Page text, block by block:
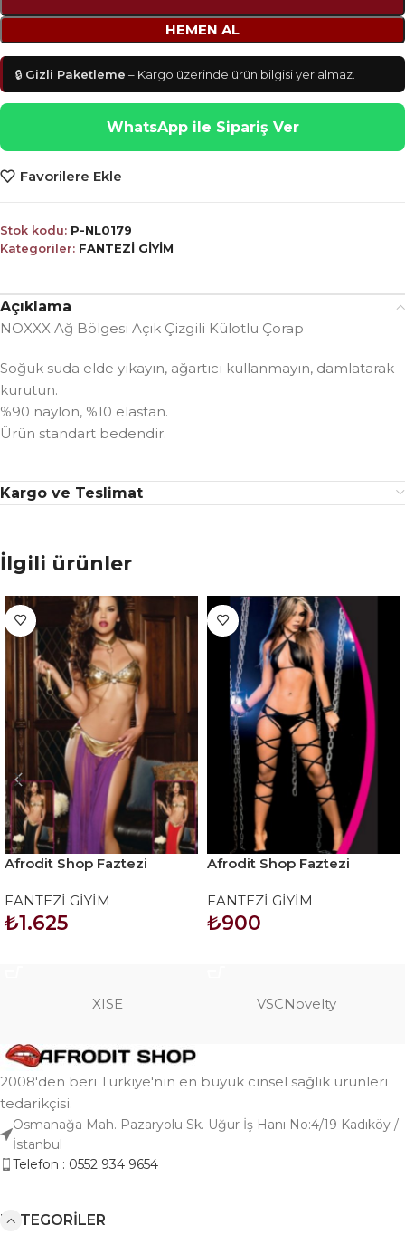
HEMEN AL
🔒 Gizli Paketleme – Kargo üzerinde ürün bilgisi yer almaz.
WhatsApp ile Sipariş Ver
Favorilere Ekle
Stok kodu: P-NL0179
Kategoriler: FANTEZİ GİYİM
Açıklama
NOXXX Ağ Bölgesi Açık Çizgili Külotlu Çorap
Soğuk suda elde yıkayın, ağartıcı kullanmayın, damlatarak
kurutun.
%90 naylon, %10 elastan.
Ürün standart bedendir.
Kargo ve Teslimat
İlgili ürünler
Afrodit Shop Faztezi
FANTEZİ GİYİM
₺1.625
Afrodit Shop Faztezi
FANTEZİ GİYİM
₺900
XISE VSCNovelty
2008'den beri Türkiye'nin en büyük cinsel sağlık ürünleri
tedarikçisi.
Osmanağa Mah. Pazaryolu Sk. Uğur İş Hanı No:4/19 Kadıköy /
İstanbul
Telefon : 0552 934 9654
KATEGORILER